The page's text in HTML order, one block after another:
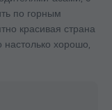
по горным
красивая страна
хорошо,